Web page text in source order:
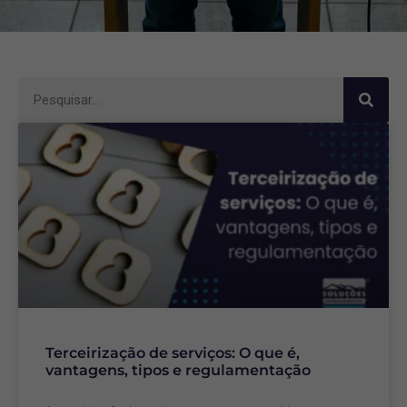
Terceirização de serviços: O que é,
vantagens, tipos e regulamentação